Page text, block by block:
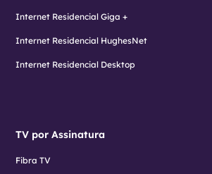
Internet Residencial Giga +
Internet Residencial HughesNet
Internet Residencial Desktop
TV por Assinatura
Fibra TV